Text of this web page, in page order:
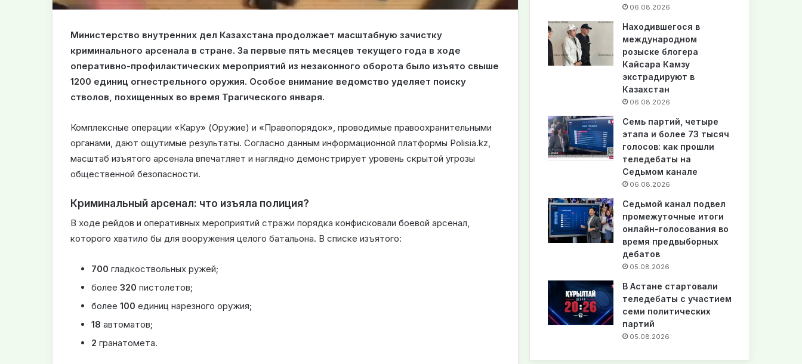
Министерство внутренних дел Казахстана продолжает масштабную зачистку
криминального арсенала в стране. За первые пять месяцев текущего года в ходе
оперативно-профилактических мероприятий из незаконного оборота было изъято свыше
1200 единиц огнестрельного оружия. Особое внимание ведомство уделяет поиску
стволов, похищенных во время Трагического января.
Комплексные операции «Кару» (Оружие) и «Правопорядок», проводимые правоохранительными
органами, дают ощутимые результаты. Согласно данным информационной платформы Polisia.kz,
масштаб изъятого арсенала впечатляет и наглядно демонстрирует уровень скрытой угрозы
общественной безопасности.
Криминальный арсенал: что изъяла полиция?
В ходе рейдов и оперативных мероприятий стражи порядка конфисковали боевой арсенал,
которого хватило бы для вооружения целого батальона. В списке изъятого:
700 гладкоствольных ружей;
более 320 пистолетов;
более 100 единиц нарезного оружия;
18 автоматов;
2 гранатомета.
06.08.2026
Находившегося в
международном
розыске блогера
Кайсара Камзу
экстрадируют в
Казахстан
06.08.2026
Семь партий, четыре
этапа и более 73 тысяч
голосов: как прошли
теледебаты на
Седьмом канале
06.08.2026
Седьмой канал подвел
промежуточные итоги
онлайн-голосования во
время предвыборных
дебатов
05.08.2026
В Астане стартовали
теледебаты с участием
семи политических
партий
05.08.2026